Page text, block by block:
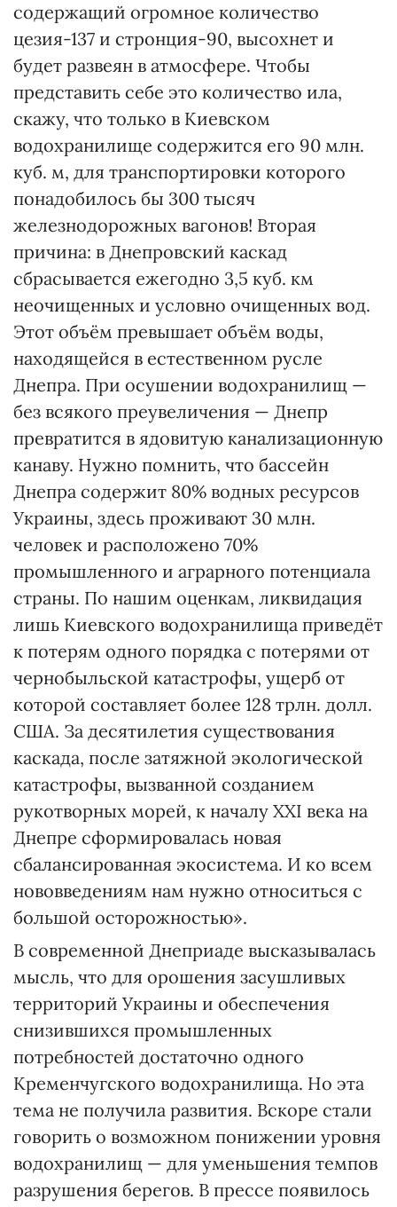
содержащий огромное количество
цезия-137 и стронция-90, высохнет и
будет развеян в атмосфере. Чтобы
представить себе это количество ила,
скажу, что только в Киевском
водохранилище содержится его 90 млн.
куб. м, для транспортировки которого
понадобилось бы 300 тысяч
железнодорожных вагонов! Вторая
причина: в Днепровский каскад
сбрасывается ежегодно 3,5 куб. км
неочищенных и условно очищенных вод.
Этот объём превышает объём воды,
находящейся в естественном русле
Днепра. При осушении водохранилищ —
без всякого преувеличения — Днепр
превратится в ядовитую канализационную
канаву. Нужно помнить, что бассейн
Днепра содержит 80% водных ресурсов
Украины, здесь проживают 30 млн.
человек и расположено 70%
промышленного и аграрного потенциала
страны. По нашим оценкам, ликвидация
лишь Киевского водохранилища приведёт
к потерям одного порядка с потерями от
чернобыльской катастрофы, ущерб от
которой составляет более 128 трлн. долл.
США. За десятилетия существования
каскада, после затяжной экологической
катастрофы, вызванной созданием
рукотворных морей, к началу ХХI века на
Днепре сформировалась новая
сбалансированная экосистема. И ко всем
нововведениям нам нужно относиться с
большой осторожностью».
В современной Днеприаде высказывалась
мысль, что для орошения засушливых
территорий Украины и обеспечения
снизившихся промышленных
потребностей достаточно одного
Кременчугского водохранилища. Но эта
тема не получила развития. Вскоре стали
говорить о возможном понижении уровня
водохранилищ — для уменьшения темпов
разрушения берегов. В прессе появилось